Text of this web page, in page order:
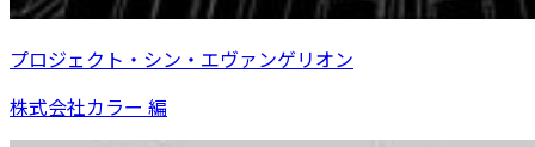
プロジェクト・シン・エヴァンゲリオン
株式会社カラー 編